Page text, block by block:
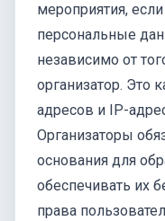
мероприятия,
персональные
независимо от
организатор. Это
адресов и IP-
Организаторы
основания для
обеспечивать их
права